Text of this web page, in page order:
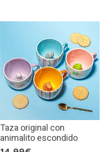
Taza original con
animalito escondido